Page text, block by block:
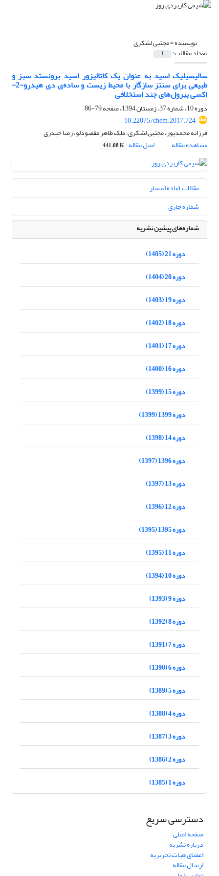
نویسنده =مجتبی لشکری
تعداد مقالات: 1
سالیسیلیک اسید به عنوان یک کاتالیزور اسید برونستد سبز و
طبیعی برای سنتز سازگار با محیط زیست و ساده‌ی دی هیدرو-2-
اکسی پیرول‌های چند استخلافی
دوره 10، شماره 37، زمستان 1394، صفحه
79-86
10.22075/chem.2017.724
فرزانه محمدپور، مجتبی لشکری، ملک طاهر مقصودلو، رضا حیدری
مشاهده مقاله
اصل مقاله 441.08 K
مقالات آماده انتشار
شماره جاری
شماره‌های پیشین نشریه
دوره 21 (1405)
دوره 20 (1404)
دوره 19 (1403)
دوره 18 (1402)
دوره 17 (1401)
دوره 16 (1400)
دوره 15 (1399)
دوره 1399 (1399)
دوره 14 (1398)
دوره 1396 (1397)
دوره 13 (1397)
دوره 12 (1396)
دوره 1395 (1395)
دوره 11 (1395)
دوره 10 (1394)
دوره 9 (1393)
دوره 8 (1392)
دوره 7 (1391)
دوره 6 (1390)
دوره 5 (1389)
دوره 4 (1388)
دوره 3 (1387)
دوره 2 (1386)
دوره 1 (1385)
دسترسی سریع
صفحه اصلی
درباره نشریه
اعضای هیات تحریریه
ارسال مقاله